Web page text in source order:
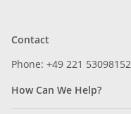
Contact
Phone: +49 221 53098152
How Can We Help?